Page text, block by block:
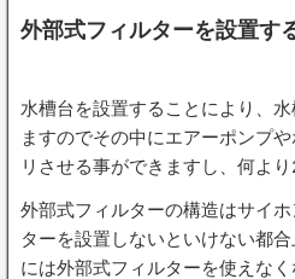
外部式フィルターを設置す
水槽台を設置することにより、
ますのでその中にエアーポンプ
リさせる事ができますし、何よ
外部式フィルターの構造はサイ
ターを設置しないといけない都
には外部式フィルターを使えな